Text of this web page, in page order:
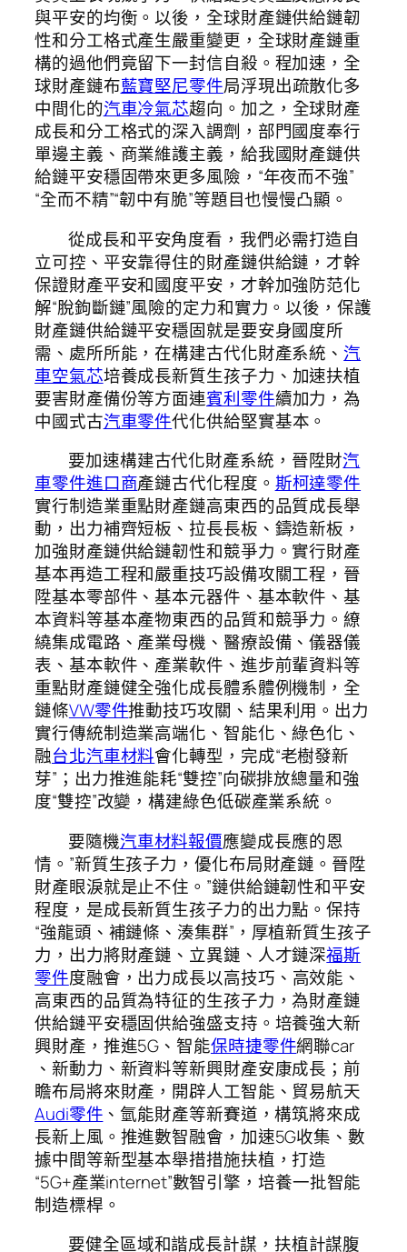
與平安的均衡。以後，全球財產鏈供給鏈韌
性和分工格式產生嚴重變更，全球財產鏈重
構的過他們竟留下一封信自殺。程加速，全
球財產鏈布藍寶堅尼零件局浮現出疏散化多
中間化的汽車冷氣芯趨向。加之，全球財產
成長和分工格式的深入調劑，部門國度奉行
單邊主義、商業維護主義，給我國財產鏈供
給鏈平安穩固帶來更多風險，“年夜而不強”
“全而不精”“韌中有脆”等題目也慢慢凸顯。
從成長和平安角度看，我們必需打造自
立可控、平安靠得住的財產鏈供給鏈，才幹
保證財產平安和國度平安，才幹加強防范化
解“脫鉤斷鏈”風險的定力和實力。以後，保護
財產鏈供給鏈平安穩固就是要安身國度所
需、處所所能，在構建古代化財產系統、汽
車空氣芯培養成長新質生孩子力、加速扶植
要害財產備份等方面連賓利零件續加力，為
中國式古汽車零件代化供給堅實基本。
要加速構建古代化財產系統，晉陞財汽
車零件進口商產鏈古代化程度。 斯柯達零件
實行制造業重點財產鏈高東西的品質成長舉
動，出力補齊短板、拉長長板、鑄造新板，
加強財產鏈供給鏈韌性和競爭力。實行財產
基本再造工程和嚴重技巧設備攻關工程，晉
陞基本零部件、基本元器件、基本軟件、基
本資料等基本產物東西的品質和競爭力。繚
繞集成電路、產業母機、醫療設備、儀器儀
表、基本軟件、產業軟件、進步前輩資料等
重點財產鏈健全強化成長體系體例機制，全
鏈條VW零件推動技巧攻關、結果利用。出力
實行傳統制造業高端化、智能化、綠色化、
融台北汽車材料會化轉型，完成“老樹發新
芽”；出力推進能耗“雙控”向碳排放總量和強
度“雙控”改變，構建綠色低碳產業系統。
要隨機汽車材料報價應變成長應的恩
情。”新質生孩子力，優化布局財產鏈。晉陞
財產眼淚就是止不住。”鏈供給鏈韌性和平安
程度，是成長新質生孩子力的出力點。保持
“強龍頭、補鏈條、湊集群”，厚植新質生孩子
力，出力將財產鏈、立異鏈、人才鏈深福斯
零件度融會，出力成長以高技巧、高效能、
高東西的品質為特征的生孩子力，為財產鏈
供給鏈平安穩固供給強盛支持。培養強大新
興財產，推進5G、智能保時捷零件網聯car
、新動力、新資料等新興財產安康成長；前
瞻布局將來財產，開辟人工智能、貿易航天
Audi零件 、氫能財產等新賽道，構筑將來成
長新上風。推進數智融會，加速5G收集、數
據中間等新型基本舉措措施扶植，打造
“5G+產業internet”數智引擎，培養一批智能
制造標桿。
要健全區域和諧成長計謀，扶植計謀腹